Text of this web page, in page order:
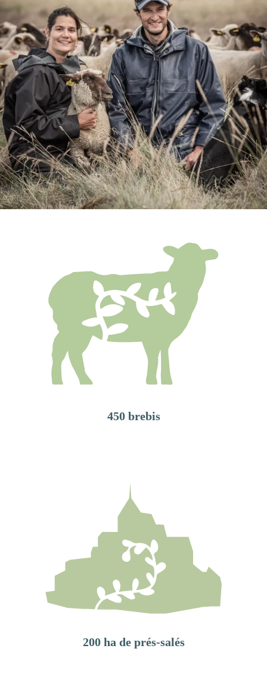
450 brebis
200 ha de prés-salés